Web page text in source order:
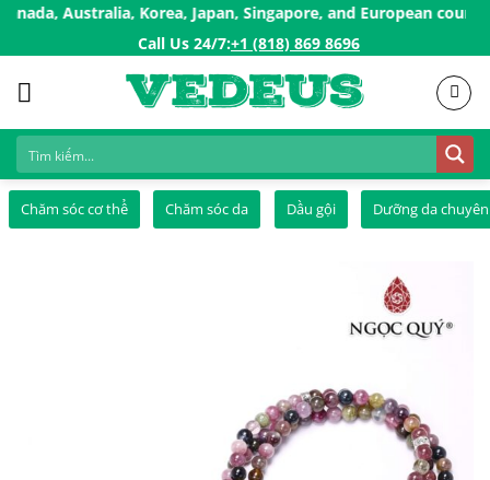
Skip
Korea, Japan, Singapore, and European countries,
Call Us 24/7:ㅤ+1 (818) 869 8696
Chăm sóc cơ thể Chăm sóc da Dầu gội Dưỡng da